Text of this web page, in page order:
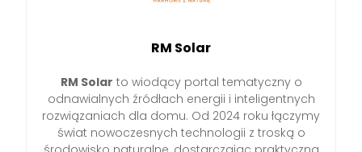
RM Solar
RM Solar to wiodący portal tematyczny o
odnawialnych źródłach energii i inteligentnych
rozwiązaniach dla domu. Od 2024 roku łączymy
świat nowoczesnych technologii z troską o